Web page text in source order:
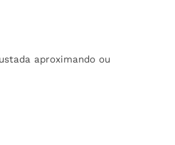
aproximando ou